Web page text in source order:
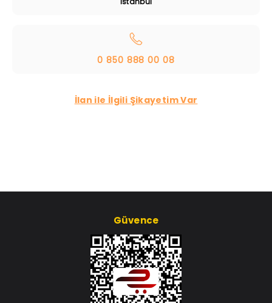
0 850 888 00 08
İlan ile İlgili Şikayetim Var
Güvence